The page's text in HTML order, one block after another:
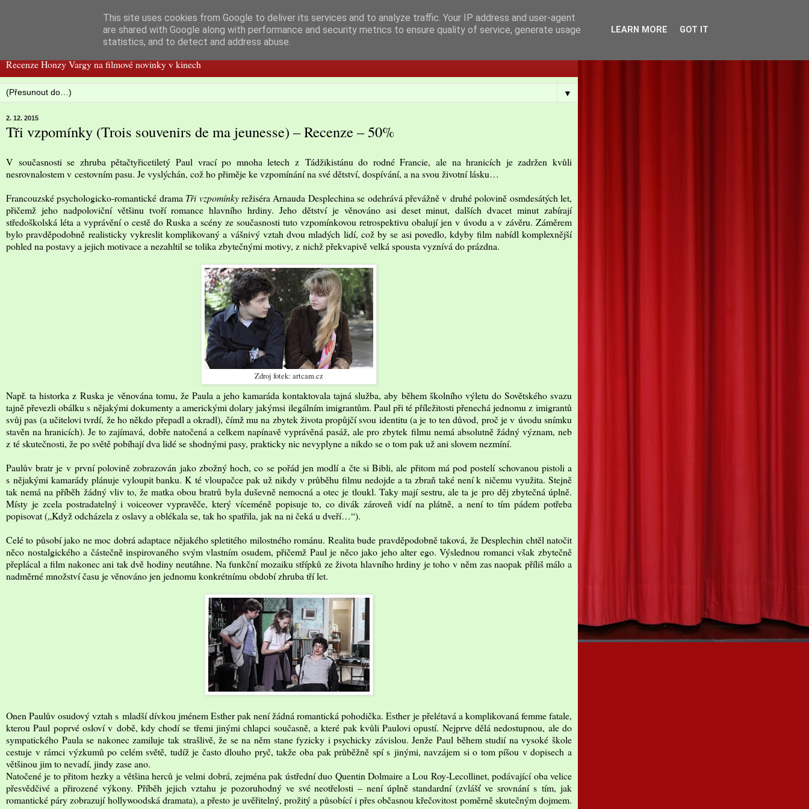
Recenze Honzy Vargy na filmové novinky v kinech
▼
2. 12. 2015
Tři vzpomínky (Trois souvenirs de ma jeunesse) – Recenze – 50%
V současnosti se zhruba pětačtyřicetiletý Paul vrací po mnoha letech z Tádžikistánu do rodné Francie, ale na hranicích je zadržen kvůli
nesrovnalostem v cestovním pasu. Je vyslýchán, což ho přiměje ke vzpomínání na své dětství, dospívání, a na svou životní lásku…
Francouzské psychologicko-romantické drama Tři vzpomínkyrežiséra Arnauda Desplechina se odehrává převážně v druhé polovině osmdesátých let,
přičemž jeho nadpoloviční většinu tvoří romance hlavního hrdiny. Jeho dětství je věnováno asi deset minut, dalších dvacet minut zabírají
středoškolská léta a vyprávění o cestě do Ruska a scény ze současnosti tuto vzpomínkovou retrospektivu obalují jen v úvodu a v závěru. Záměrem
bylo pravděpodobně realisticky vykreslit komplikovaný a vášnivý vztah dvou mladých lidí, což by se asi povedlo, kdyby film nabídl komplexnější
pohled na postavy a jejich motivace a nezahltil se tolika zbytečnými motivy, z nichž překvapivě velká spousta vyznívá do prázdna.
Zdroj fotek: artcam.cz
Např. ta historka z Ruska je věnována tomu, že Paula a jeho kamaráda kontaktovala tajná služba, aby během školního výletu do Sovětského svazu
tajně převezli obálku s nějakými dokumenty a americkými dolary jakýmsi ilegálním imigrantům. Paul při té příležitosti přenechá jednomu z imigrantů
svůj pas (a učitelovi tvrdí, že ho někdo přepadl a okradl), čímž mu na zbytek života propůjčí svou identitu (a je to ten důvod, proč je v úvodu snímku
stavěn na hranicích). Je to zajímavá, dobře natočená a celkem napínavě vyprávěná pasáž, ale pro zbytek filmu nemá absolutně žádný význam, neb
z té skutečnosti, že po světě pobíhají dva lidé se shodnými pasy, prakticky nic nevyplyne a nikdo se o tom pak už ani slovem nezmíní.
Paulův bratr je v první polovině zobrazován jako zbožný hoch, co se pořád jen modlí a čte si Bibli, ale přitom má pod postelí schovanou pistoli a
s nějakými kamarády plánuje vyloupit banku. K té vloupačce pak už nikdy v průběhu filmu nedojde a ta zbraň také není k ničemu využita. Stejně
tak nemá na příběh žádný vliv to, že matka obou bratrů byla duševně nemocná a otec je tloukl. Taky mají sestru, ale ta je pro děj zbytečná úplně.
Místy je zcela postradatelný i voiceover vypravěče, který víceméně popisuje to, co divák zároveň vidí na plátně, a není to tím pádem potřeba
popisovat („Když odcházela z oslavy a oblékala se, tak ho spatřila, jak na ni čeká u dveří…“).
Celé to působí jako ne moc dobrá adaptace nějakého spletitého milostného románu. Realita bude pravděpodobně taková, že Desplechin chtěl natočit
něco nostalgického a částečně inspirovaného svým vlastním osudem, přičemž Paul je něco jako jeho alter ego. Výslednou romanci však zbytečně
přeplácal a film nakonec ani tak dvě hodiny neutáhne. Na funkční mozaiku střípků ze života hlavního hrdiny je toho v něm zas naopak příliš málo a
nadměrné množství času je věnováno jen jednomu konkrétnímu období zhruba tří let.
Onen Paulův osudový vztah s mladší dívkou jménem Esther pak není žádná romantická pohodička. Esther je přelétavá a komplikovaná femme fatale,
kterou Paul poprvé osloví v době, kdy chodí se třemi jinými chlapci současně, a které pak kvůli Paulovi opustí. Nejprve dělá nedostupnou, ale do
sympatického Paula se nakonec zamiluje tak strašlivě, že se na něm stane fyzicky i psychicky závislou. Jenže Paul během studií na vysoké škole
cestuje v rámci výzkumů po celém světě, tudíž je často dlouho pryč, takže oba pak průběžně spí s jinými, navzájem si o tom píšou v dopisech a
většinou jim to nevadí, jindy zase ano.
Natočené je to přitom hezky a většina herců je velmi dobrá, zejména pak ústřední duo Quentin Dolmaire a Lou Roy-Lecollinet, podávající oba velice
přesvědčivé a přirozené výkony. Příběh jejich vztahu je pozoruhodný ve své neotřelosti – není úplně standardní (zvlášť ve srovnání s tím, jak
romantické páry zobrazují hollywoodská dramata), a přesto je uvěřitelný, prožitý a působící i přes občasnou křečovitost poměrně skutečným dojmem.
This site uses cookies from Google to deliver its services and to analyze traffic. Your IP address and user-agent
are shared with Google along with performance and security metrics to ensure quality of service, generate usage
statistics, and to detect and address abuse.
LEARN MORE GOT IT